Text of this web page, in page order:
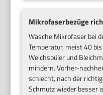
Mikrofaserbezüge
Wasche Mikrofaser bei
Temperatur, meist 40
Weichspüler und
mindern. Vorher-
schlecht, nach der
Schmutz wieder besser